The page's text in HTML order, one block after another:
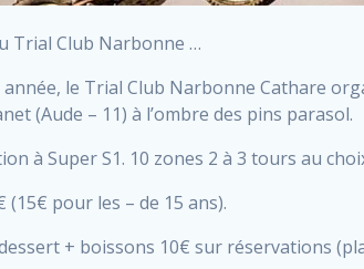
Trial Club Narbonne …
année, le Trial Club Narbonne Cathare
(Aude – 11) à l’ombre des pins parasol.
à Super S1. 10 zones 2 à 3 tours au
pour les – de 15 ans).
+ boissons 10€ sur réservations